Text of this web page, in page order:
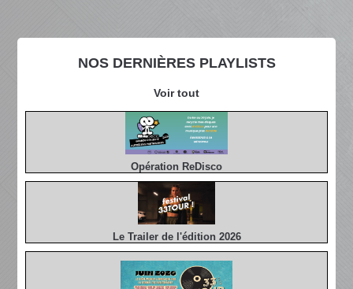
NOS DERNIÈRES PLAYLISTS
Voir tout
Opération ReDisco
Le Trailer de l'édition 2026